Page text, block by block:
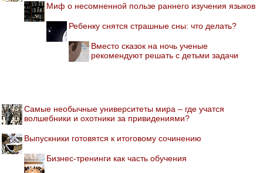
Миф о несомненной пользе раннего изучения языков
Ребенку снятся страшные сны: что делать?
Вместо сказок на ночь ученые
рекомендуют решать с детьми задачи
Самые необычные университеты мира – где учатся
волшебники и охотники за привидениями?
Выпускники готовятся к итоговому сочинению
Бизнес-тренинги как часть обучения